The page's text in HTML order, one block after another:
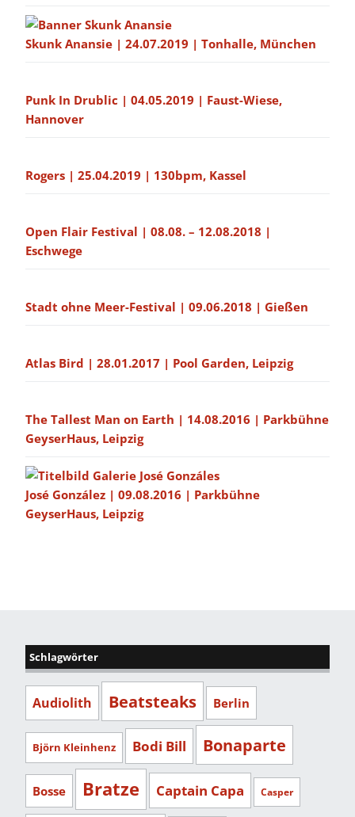
Skunk Anansie | 24.07.2019 | Tonhalle, München
Punk In Drublic | 04.05.2019 | Faust-Wiese,
Hannover
Rogers | 25.04.2019 | 130bpm, Kassel
Open Flair Festival | 08.08. – 12.08.2018 |
Eschwege
Stadt ohne Meer-Festival | 09.06.2018 | Gießen
Atlas Bird | 28.01.2017 | Pool Garden, Leipzig
The Tallest Man on Earth | 14.08.2016 | Parkbühne
GeyserHaus, Leipzig
José González | 09.08.2016 | Parkbühne
GeyserHaus, Leipzig
Schlagwörter
Audiolith Beatsteaks Berlin
Björn Kleinhenz Bodi Bill Bonaparte
Bosse Bratze Captain Capa Casper